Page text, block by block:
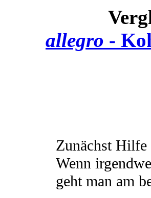
allegro -
Zunächst
Wenn
geht man am